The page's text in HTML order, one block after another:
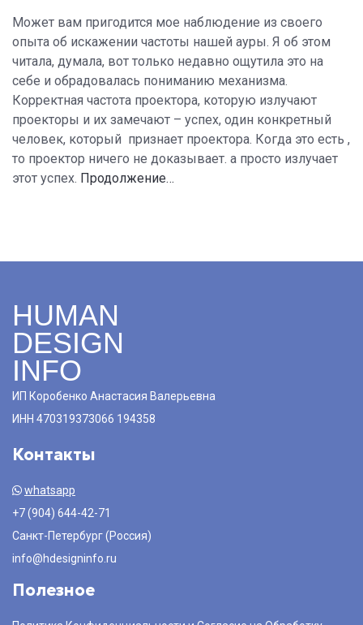
Может вам пригодится мое наблюдение из своего
опыта об искажении частоты нашей ауры. Я об этом
читала, думала, вот только недавно ощутила это на
себе и обрадовалась пониманию механизма.
Корректная частота проектора, которую излучают
проекторы и их замечают – успех, один конкретный
человек, который признает проектора. Когда это есть ,
то проектор ничего не доказывает. а просто излучает
этот успех. Продолжение…
HUMAN
DESIGN
INFO
ИП Коробенко Анастасия Валерьевна
ИНН 470319373066 194358
Контакты
whatsapp
+7 (904) 644-42-71
Санкт-Петербург (Россия)
info@hdesigninfo.ru
Полезное